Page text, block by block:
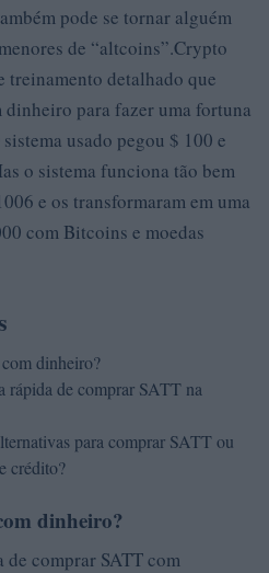
pode se tornar alguém
de “altcoins”.Crypto
treinamento detalhado que
para fazer uma fortuna
usado pegou $ 100 e
o sistema funciona tão bem
e os transformaram em uma
com Bitcoins e moedas
dinheiro?
rápida de comprar SATT na
para comprar SATT ou
crédito?
dinheiro?
de comprar SATT com